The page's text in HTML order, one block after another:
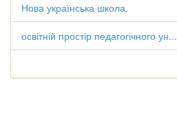
Нова українська школа.
освітній простір педагогічного ун...